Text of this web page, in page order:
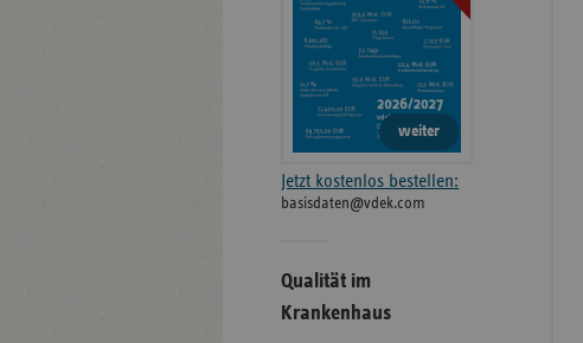
weiter
Jetzt kostenlos bestellen:
basisdaten@vdek.com
Qualität im
Krankenhaus